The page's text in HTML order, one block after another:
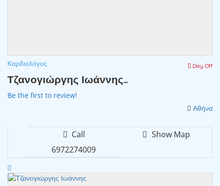
Καρδιολόγος Day Off
Τζανογιώργης Ιωάννης...
Be the first to review!
Αθήνα
Call
6972274009
Show Map